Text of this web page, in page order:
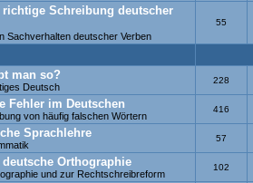
richtige Schreibung deutscher
Sachverhalten deutscher Verben
55
man so?
Deutsch
228
Fehler im Deutschen
von häufig falschen Wörtern
416
Sprachlehre 57
Orthographie
und zur Rechtschreibreform
102